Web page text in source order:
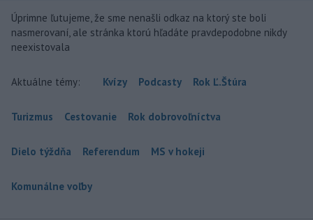
Úprimne ľutujeme, že sme nenašli odkaz na ktorý ste boli
nasmerovaní, ale stránka ktorú hľadáte pravdepodobne nikdy
neexistovala
Aktuálne témy: Kvízy Podcasty Rok Ľ.Štúra
Turizmus Cestovanie Rok dobrovoľníctva
Dielo týždňa Referendum MS v hokeji
Komunálne voľby